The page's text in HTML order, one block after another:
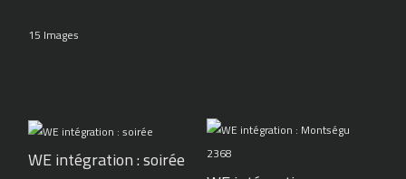
15 Images
WE intégration : soirée